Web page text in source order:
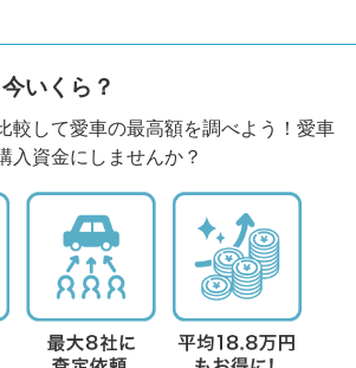
いくら？
較して愛車の最高額を調べよう！愛車
入資金にしませんか？